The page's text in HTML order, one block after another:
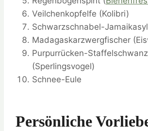
Veilchenkopfelfe (Kolibri)
Schwarzschnabel-
Madagaskarzwergfischer
Purpurrücken-Staffelschwanz
(Sperlingsvogel)
Schnee-Eule
Persönliche